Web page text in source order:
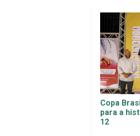
Copa
para a
12